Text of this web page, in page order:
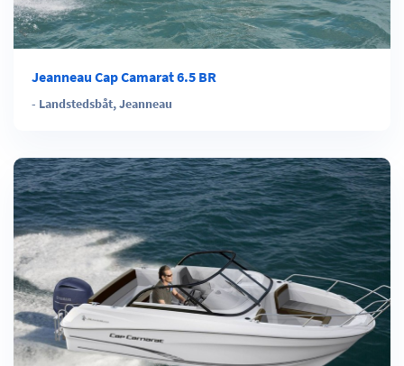
Jeanneau Cap Camarat 6.5 BR
- Landstedsbåt,Jeanneau